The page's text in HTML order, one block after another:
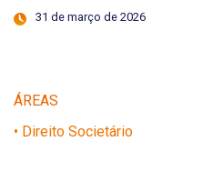
31 de março de 2026
ÁREAS
• Direito Societário